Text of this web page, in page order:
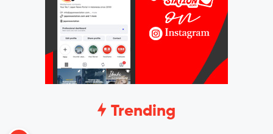
Trending